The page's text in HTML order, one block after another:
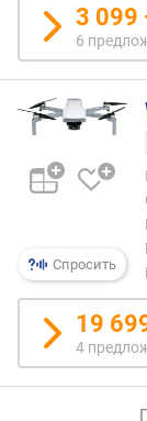
Q
u
a
d
H
D
с
ъ
к
а
l
3 099
6
Спросить
19
4